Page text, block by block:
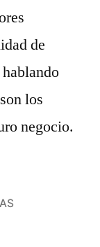
de
los
negocio.